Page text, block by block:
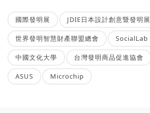
國際發明展 JDIE日本設計創意暨發明展
世界發明智慧財產聯盟總會 SocialLab
中國文化大學 台灣發明商品促進協會
ASUS Microchip